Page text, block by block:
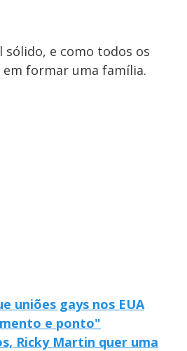
sólido, e como todos os
em formar uma família.
uniões gays nos EUA
e ponto"
Ricky Martin quer uma